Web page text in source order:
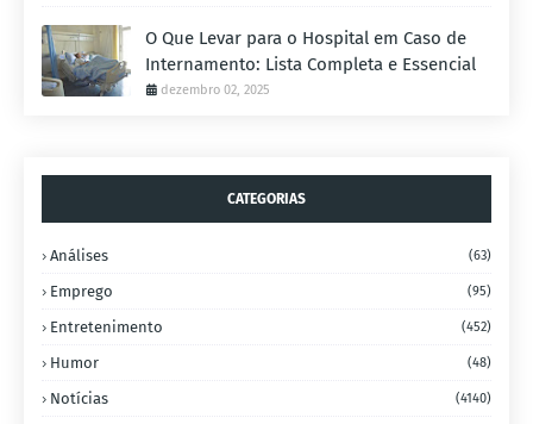
O Que Levar para o Hospital em Caso de
Internamento: Lista Completa e Essencial
dezembro 02, 2025
CATEGORIAS
Análises (63)
Emprego (95)
Entretenimento (452)
Humor (48)
Notícias (4140)